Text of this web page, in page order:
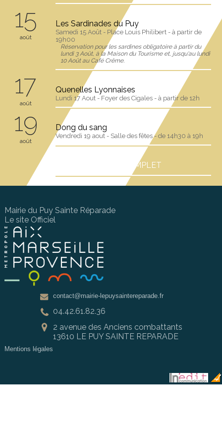
15
août
Les Sardinades du Puy
Samedi 15 Août - Place Louis Philibert - à partir de
19h00
Réservation pour les sardines obligatoire à partir du
lundi 3 Août, à la Maison du Tourisme et, jusqu'au lundi
10 Août au Café Crême.
17
août
Quenelles Lyonnaises
Lundi 17 Aout - Foyer des Cigales - à partir de 12h
19
août
Dong du sang
Vendredi 19 aout - Salle des fêtes - de 14h30 à 19h
+ VOIR L'AGENDA COMPLET
Mairie du Puy Sainte Réparade
Le site Officiel
contact@mairie-lepuysaintereparade.fr
04.42.61.82.36
2 avenue des Anciens combattants
13610 LE PUY SAINTE REPARADE
Mentions légales